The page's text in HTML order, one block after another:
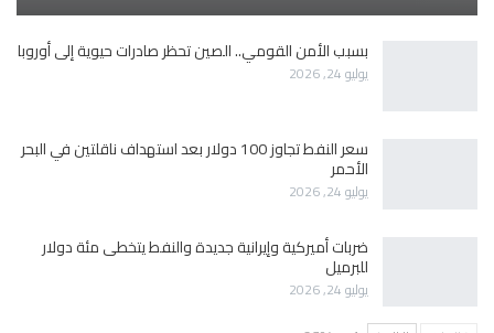
بسبب الأمن القومي.. الصين تحظر صادرات حيوية إلى أوروبا
يوليو 24, 2026
سعر النفط تجاوز 100 دولار بعد استهداف ناقلتين في البحر
الأحمر
يوليو 24, 2026
ضربات أميركية وإيرانية جديدة والنفط يتخطى مئة دولار
للبرميل
يوليو 24, 2026